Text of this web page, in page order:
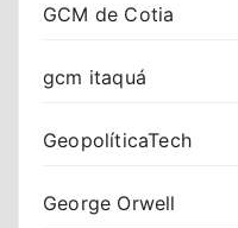
GCM de Cotia
gcm itaquá
GeopolíticaTech
George Orwell